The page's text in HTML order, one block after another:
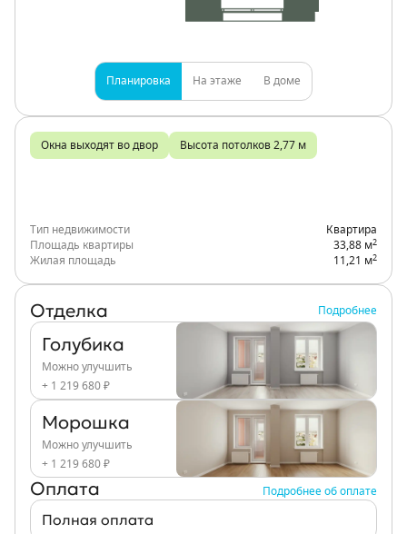
Планировка На этаже В доме
Окна выходят во двор Высота потолков 2,77 м
Тип недвижимости
Квартира
Площадь квартиры
33,88 м2
Жилая площадь 11,21 м2
Отделка Подробнее
Голубика
Можно улучшить
+ 1 219 680 ₽
Морошка
Можно улучшить
+ 1 219 680 ₽
Оплата Подробнее об оплате
Полная оплата